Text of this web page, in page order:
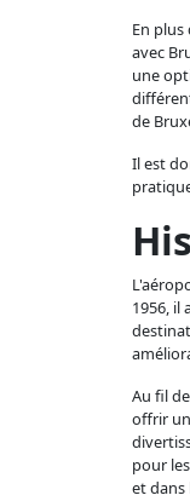
En
avec
une
de
Il est
1956, il
Au fil
offrir
pour
et dans